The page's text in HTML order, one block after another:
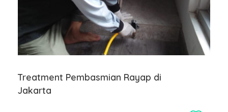
Treatment Pembasmian Rayap di
Jakarta